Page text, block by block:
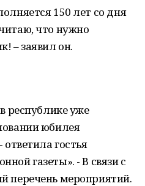
150 лет со дня
что нужно
– заявил он.
республике уже
юбилея
ответила гостья
газеты». - В связи с
перечень мероприятий.